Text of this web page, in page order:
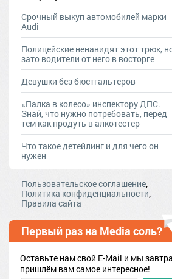
Срочный выкуп автомобилей марки
Audi
Полицейские ненавидят этот трюк,
зато водители от него в восторге
Девушки без бюстгальтеров
«Палка в колесо» инспектору ДПС.
Знай, что нужно потребовать, перед
тем как продуть в алкотестер
Что такое детейлинг и для чего он
нужен
Пользовательское соглашение,
Политика конфиденциальности,
Правила сайта
Первый раз на Media соль?
Оставьте нам свой E-Mail и мы завтра
пришлём вам самое интересное!